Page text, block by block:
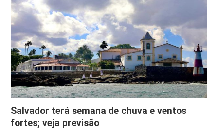
Salvador terá semana de chuva e ventos
fortes; veja previsão